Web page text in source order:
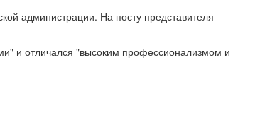
администрации. На посту представителя
и отличался "высоким профессионализмом и